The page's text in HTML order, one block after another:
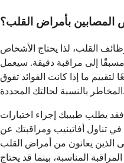
المصابين بأمراض القلب؟
القلب، لذا يحتاج الأشخاص
إلى مراقبة دقيقة. سيعمل
ما إذا كانت الفوائد تفوق
المخاطر بالنسبة لحالتك المحددة.
يطلب طبيبك إجراء اختبارات
تناول أفاتينيب ومراقبتك عن
الذين يعانون من أمراض القلب
المناسبة، بينما قد يحتاج